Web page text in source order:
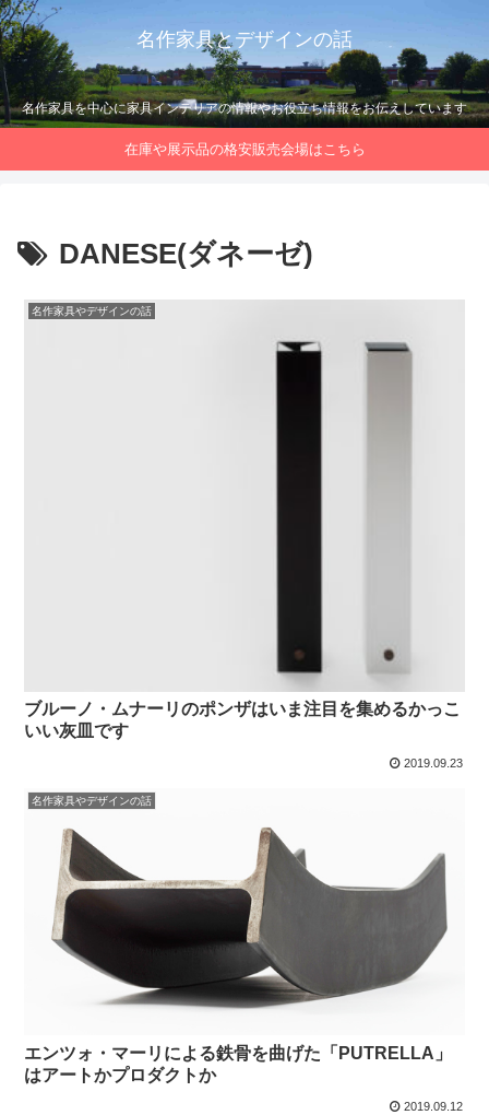
名作家具とデザインの話
名作家具を中心に家具インテリアの情報やお役立ち情報をお伝えしています
在庫や展示品の格安販売会場はこちら
DANESE(ダネーゼ)
名作家具やデザインの話
ブルーノ・ムナーリのポンザはいま注目を集めるかっこ
いい灰皿です
2019.09.23
名作家具やデザインの話
エンツォ・マーリによる鉄骨を曲げた「PUTRELLA」
はアートかプロダクトか
2019.09.12